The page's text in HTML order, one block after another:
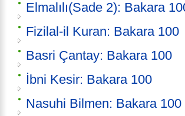
Elmalılı(Sade 2): Bakara
Fizilal-il Kuran: Bakara 100
Basri Çantay: Bakara 100
İbni Kesir: Bakara 100
Nasuhi Bilmen: Bakara 100